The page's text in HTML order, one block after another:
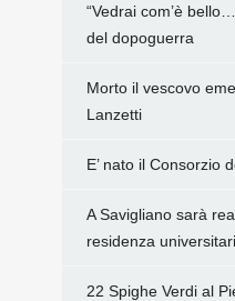
“Vedrai com’è
del dopoguerra
Morto il vescovo
Lanzetti
E’ nato il Consorzio
A Savigliano sarà
residenza
22 Spighe Verdi al